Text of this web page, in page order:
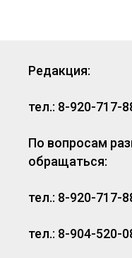
Редакция:
тел.: 8-920-717-
По вопросам
обращаться:
тел.: 8-920-717-
тел.: 8-904-520-